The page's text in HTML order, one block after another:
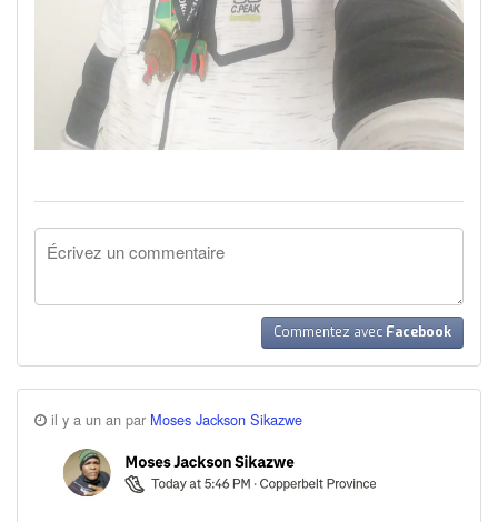
Commentez avec Facebook
il y a un an par Moses Jackson Sikazwe